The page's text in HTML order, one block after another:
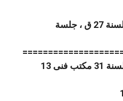
( الطعن رقم 506 لسنة 27 ق ، جلسة
الطعن رقم 1677 لسنة 31 مكتب فنى 13